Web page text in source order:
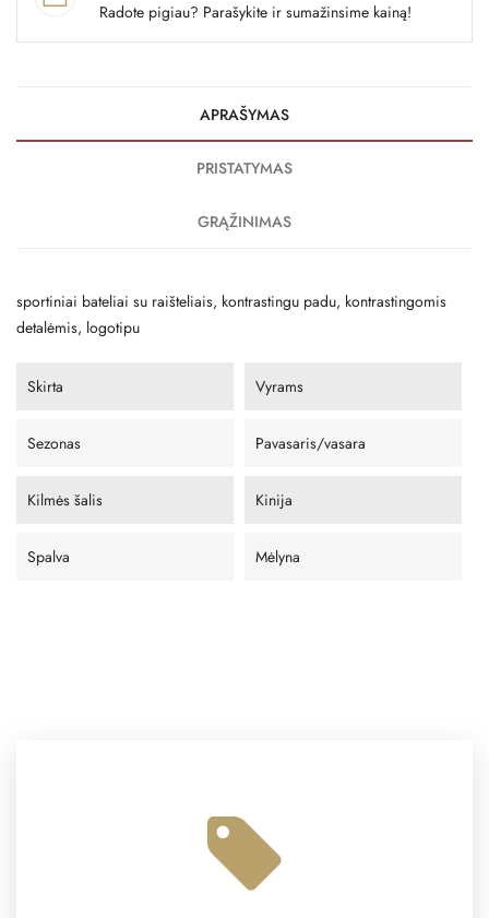
Radote pigiau? Parašykite ir sumažinsime kainą!
APRAŠYMAS
PRISTATYMAS
GRĄŽINIMAS
sportiniai bateliai su raišteliais, kontrastingu padu, kontrastingomis
detalėmis, logotipu
Skirta Vyrams
Sezonas Pavasaris/vasara
Kilmės šalis Kinija
Spalva Mėlyna